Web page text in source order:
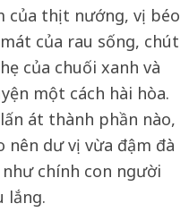
của thịt nướng, vị béo
của rau sống, chút
của chuối xanh và
một cách hài hòa.
át thành phần nào,
nên dư vị vừa đậm đà
chính con người
lắng.